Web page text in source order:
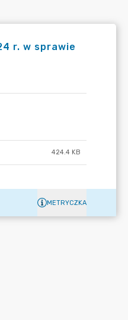
r. w sprawie
424.4 KB
METRYCZKA